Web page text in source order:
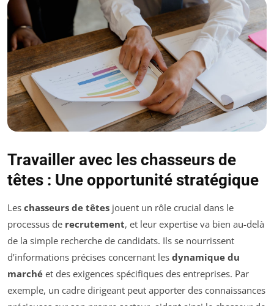
Travailler avec les chasseurs de
têtes : Une opportunité stratégique
Les chasseurs de têtes jouent un rôle crucial dans le
processus de recrutement, et leur expertise va bien au-delà
de la simple recherche de candidats. Ils se nourrissent
d’informations précises concernant les dynamique du
marché et des exigences spécifiques des entreprises. Par
exemple, un cadre dirigeant peut apporter des connaissances